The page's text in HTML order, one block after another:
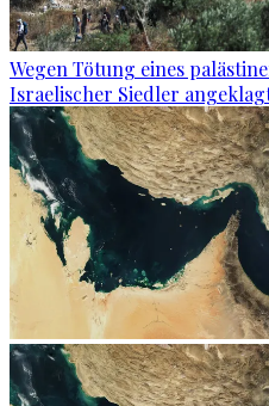
Wegen Tötung eines
Israelischer Siedler